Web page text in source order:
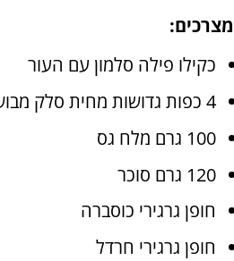
מצרכים:
כקילו פילה סלמון עם העור
4 כפות גדושות מחית סלק מבושל (כ-120 גרם)
100 גרם מלח גס
120 גרם סוכר
חופן גרגירי כוסברה
חופן גרגירי חרדל